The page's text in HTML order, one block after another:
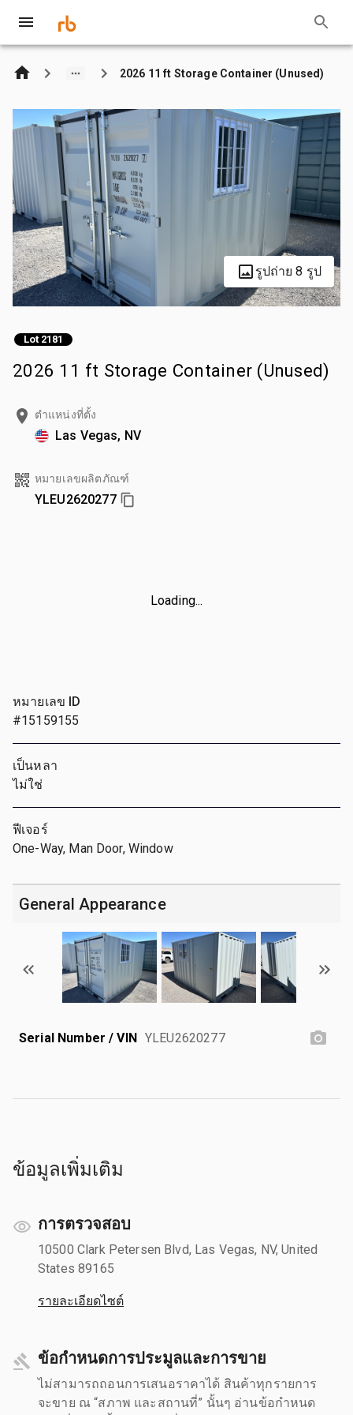
2026 11 ft Storage Container (Unused)
รูปถ่าย 8 รูป
Lot 2181
2026 11 ft Storage Container (Unused)
ตำแหน่งที่ตั้ง
Las Vegas, NV
หมายเลขผลิตภัณฑ์
YLEU2620277
Loading...
หมายเลข ID
#15159155
เป็นหลา
ไม่ใช่
ฟีเจอร์
One-Way, Man Door, Window
General Appearance
Serial Number / VIN YLEU2620277
ข้อมูลเพิ่มเติม
การตรวจสอบ
10500 Clark Petersen Blvd, Las Vegas, NV, United
States 89165
รายละเอียดไซต์
ข้อกำหนดการประมูลและการขาย
ไม่สามารถถอนการเสนอราคาได้ สินค้าทุกรายการ
จะขาย ณ “สภาพ และสถานที่” นั้นๆ อ่านข้อกำหนด